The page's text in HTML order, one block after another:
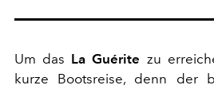
Um das La Guérite zu
kurze Bootsreise, denn der